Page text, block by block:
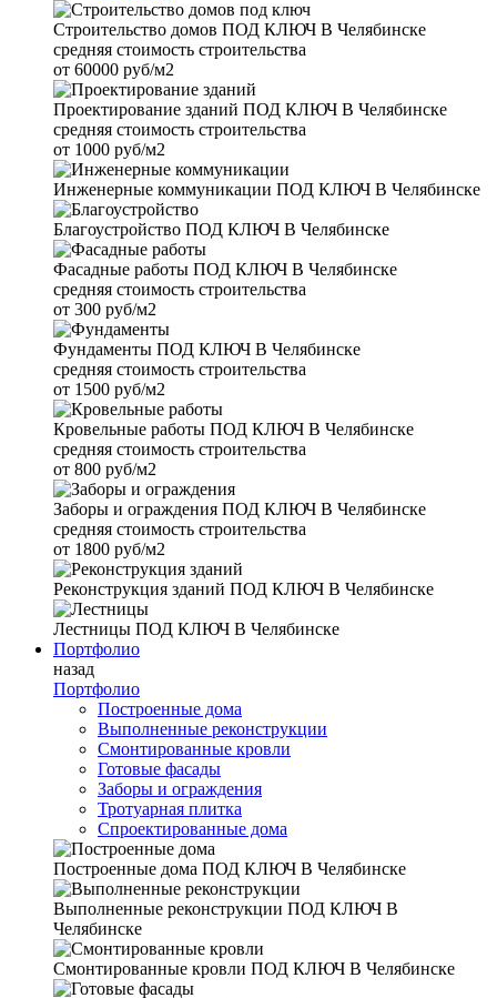
Строительство домов ПОД КЛЮЧ В Челябинске
средняя стоимость строительства
от 60000 руб/м2
Проектирование зданий ПОД КЛЮЧ В Челябинске
средняя стоимость строительства
от 1000 руб/м2
Инженерные коммуникации ПОД КЛЮЧ В Челябинске
Благоустройство ПОД КЛЮЧ В Челябинске
Фасадные работы ПОД КЛЮЧ В Челябинске
средняя стоимость строительства
от 300 руб/м2
Фундаменты ПОД КЛЮЧ В Челябинске
средняя стоимость строительства
от 1500 руб/м2
Кровельные работы ПОД КЛЮЧ В Челябинске
средняя стоимость строительства
от 800 руб/м2
Заборы и ограждения ПОД КЛЮЧ В Челябинске
средняя стоимость строительства
от 1800 руб/м2
Реконструкция зданий ПОД КЛЮЧ В Челябинске
Лестницы ПОД КЛЮЧ В Челябинске
Портфолио
назад
Портфолио
Построенные дома
Выполненные реконструкции
Смонтированные кровли
Готовые фасады
Заборы и ограждения
Тротуарная плитка
Спроектированные дома
Построенные дома ПОД КЛЮЧ В Челябинске
Выполненные реконструкции ПОД КЛЮЧ В
Челябинске
Смонтированные кровли ПОД КЛЮЧ В Челябинске